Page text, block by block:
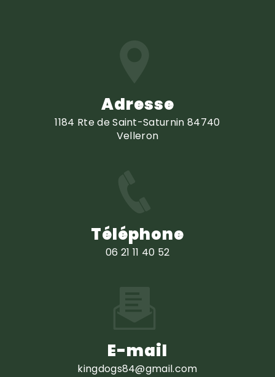
Adresse
1184 Rte de Saint-Saturnin 84740
Velleron
Téléphone
06 21 11 40 52
E-mail
kingdogs84@gmail.com